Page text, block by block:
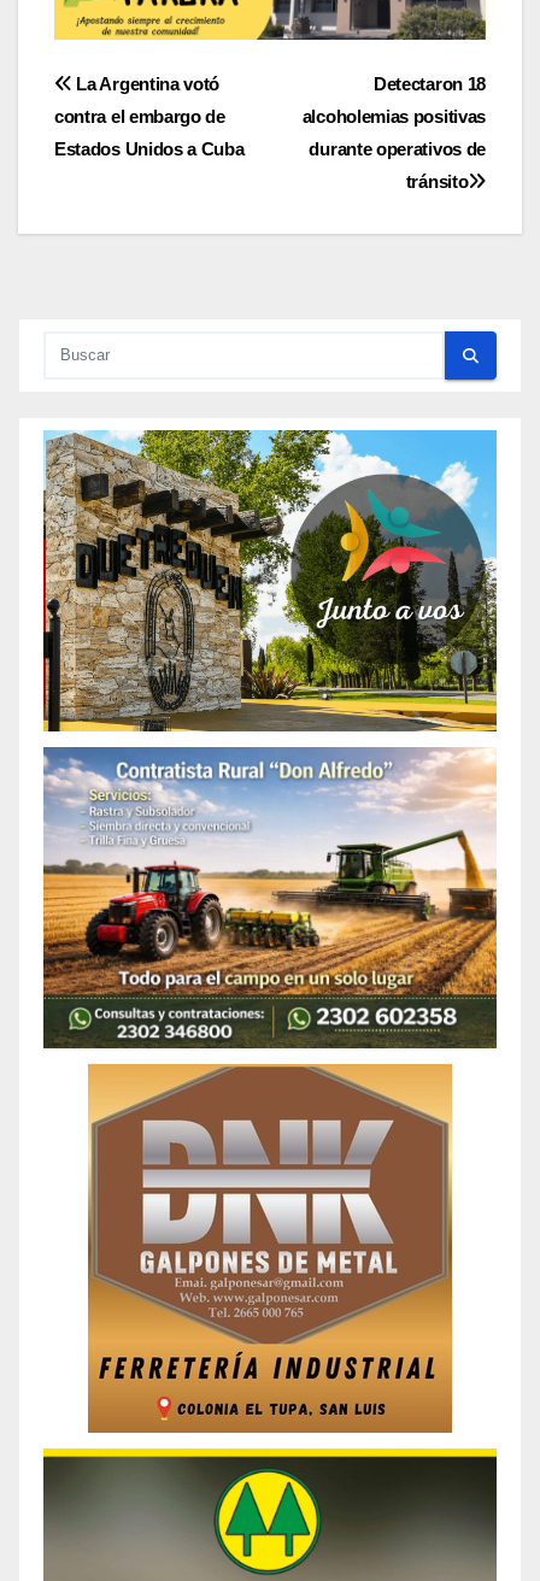
Navegación
de
Detectaron 18
alcoholemias positivas
durante operativos de
tránsito
La Argentina votó
contra el embargo de
Estados Unidos a Cuba